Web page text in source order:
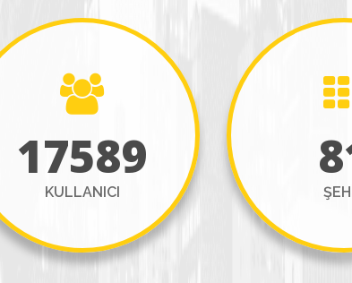
17589
KULLANICI